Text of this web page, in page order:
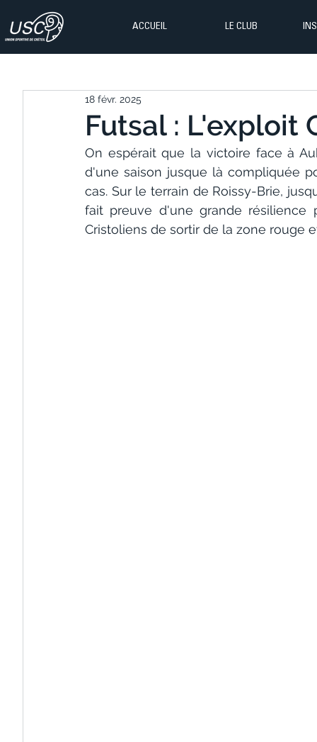
ACCUEIL LE CLUB
Futsal : L'exploit
18 févr. 2025
On espérait que la victoire face à
d'une saison jusque là compliquée
cas. Sur le terrain de Roissy-Brie,
fait preuve d'une grande résilience
Cristoliens de sortir de la zone rouge